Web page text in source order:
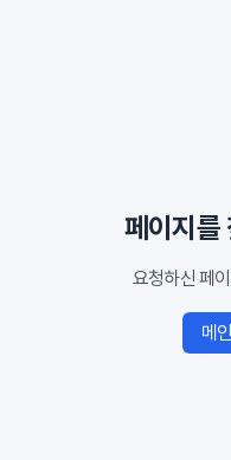
페이지를
요청하신 페
메